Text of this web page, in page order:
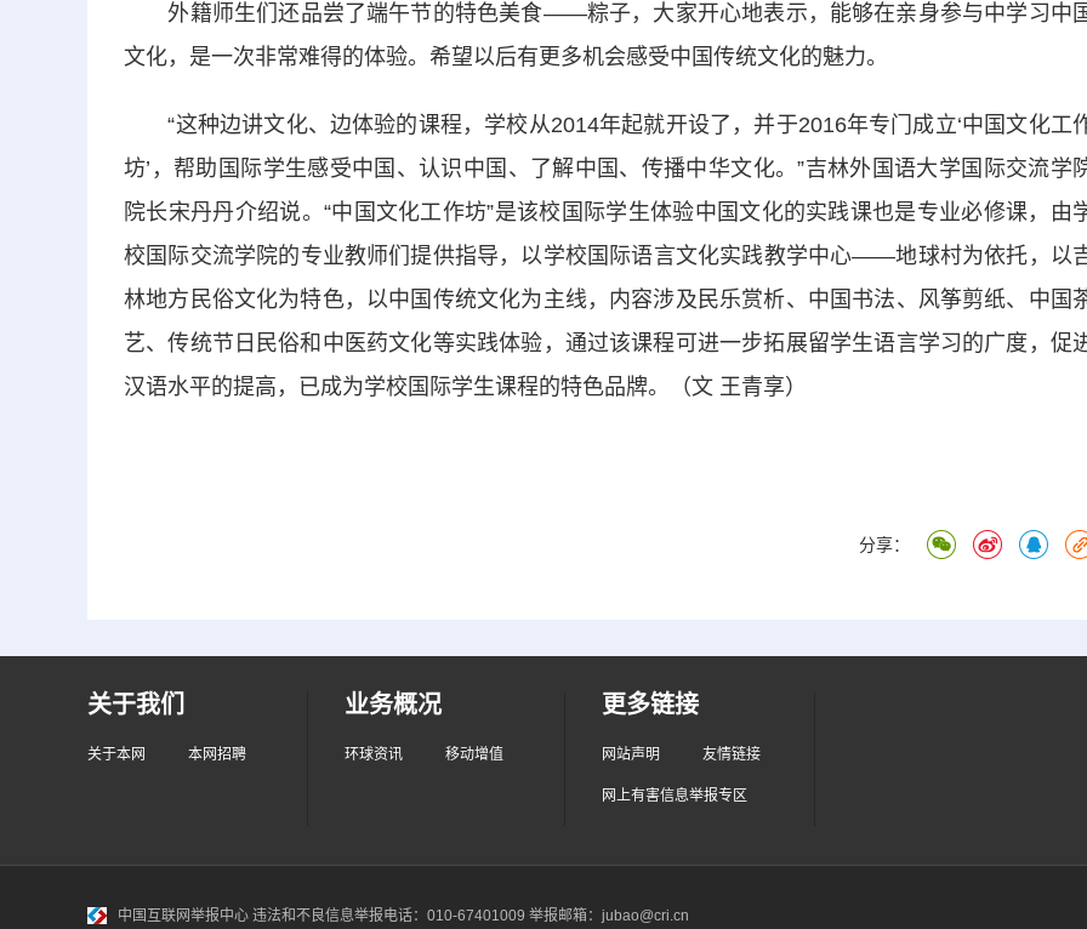
外籍师生们还品尝了端午节的特色美食——粽子，大家开心地表示，能够在亲身参与中学习中
文化，是一次非常难得的体验。希望以后有更多机会感受中国传统文化的魅力。
“这种边讲文化、边体验的课程，学校从2014年起就开设了，并于2016年专门成立‘中国文化工
坊’，帮助国际学生感受中国、认识中国、了解中国、传播中华文化。”吉林外国语大学国际交流学
院长宋丹丹介绍说。“中国文化工作坊”是该校国际学生体验中国文化的实践课也是专业必修课，由
校国际交流学院的专业教师们提供指导，以学校国际语言文化实践教学中心——地球村为依托，以
林地方民俗文化为特色，以中国传统文化为主线，内容涉及民乐赏析、中国书法、风筝剪纸、中国
艺、传统节日民俗和中医药文化等实践体验，通过该课程可进一步拓展留学生语言学习的广度，促
汉语水平的提高，已成为学校国际学生课程的特色品牌。（文 王青享）
分享：
关于我们
关于本网 本网招聘
业务概况
环球资讯 移动增值
更多链接
网站声明 友情链接
网上有害信息举报专区
中国互联网举报中心 违法和不良信息举报电话：010-67401009 举报邮箱：jubao@cri.cn